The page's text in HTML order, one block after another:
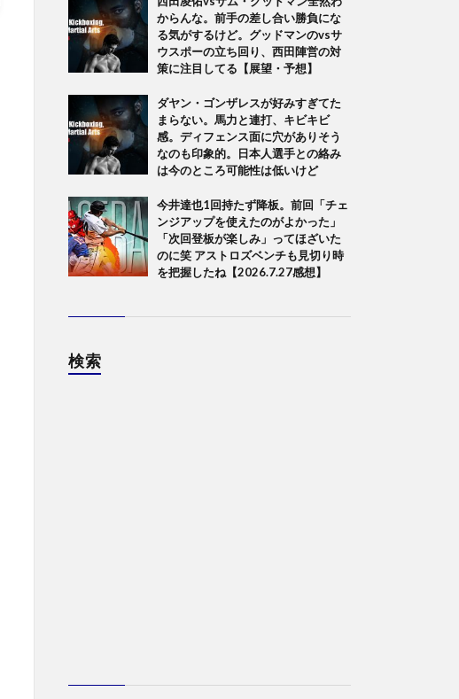
からんな。前手の差し合い勝負にな
る気がするけど。グッドマンのvsサ
ウスポーの立ち回り、西田陣営の対
策に注目してる【展望・予想】
ダヤン・ゴンザレスが好みすぎてた
まらない。馬力と連打、キビキビ
感。ディフェンス面に穴がありそう
なのも印象的。日本人選手との絡み
は今のところ可能性は低いけど
今井達也1回持たず降板。前回「チェ
ンジアップを使えたのがよかった」
「次回登板が楽しみ」ってほざいた
のに笑 アストロズベンチも見切り時
を把握したね【2026.7.27感想】
検索